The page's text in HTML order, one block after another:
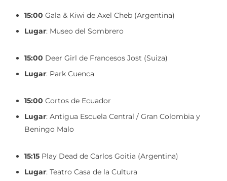
15:00 Gala & Kiwi de Axel Cheb (Argentina)
Lugar: Museo del Sombrero
15:00 Deer Girl de Francesos Jost (Suiza)
Lugar: Park Cuenca
15:00 Cortos de Ecuador
Lugar: Antigua Escuela Central / Gran Colombia y
Beningo Malo
15:15 Play Dead de Carlos Goitia (Argentina)
Lugar: Teatro Casa de la Cultura